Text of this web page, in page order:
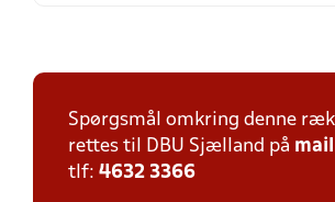
Spørgsmål omkring denne
rettes til DBU Sjælland på mail
tlf: 4632 3366